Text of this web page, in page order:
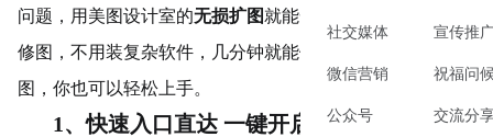
社交媒体
微信营销
公众号
宣传推
祝福问
交流分
问题，用美图设计室的无损扩图就能一键解决，不用懂专业
修图，不用装复杂软件，几分钟就能做出高清无损的扩展大
图，你也可以轻松上手。
1、快速入口直达 一键开启无损扩图